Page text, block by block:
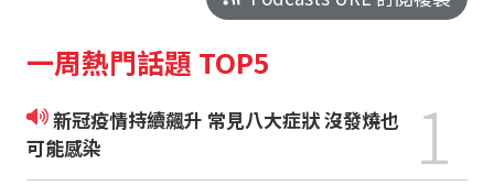
一周熱門話題 TOP5
新冠疫情持續飆升 常見八大症狀 沒發燒也
可能感染
1